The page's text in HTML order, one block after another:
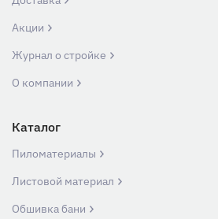
Акции
Журнал о стройке
О компании
Каталог
Пиломатериалы
Листовой материал
Обшивка бани